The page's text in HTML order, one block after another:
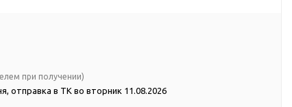
при получении)
отправка в ТК во вторник 11.08.2026